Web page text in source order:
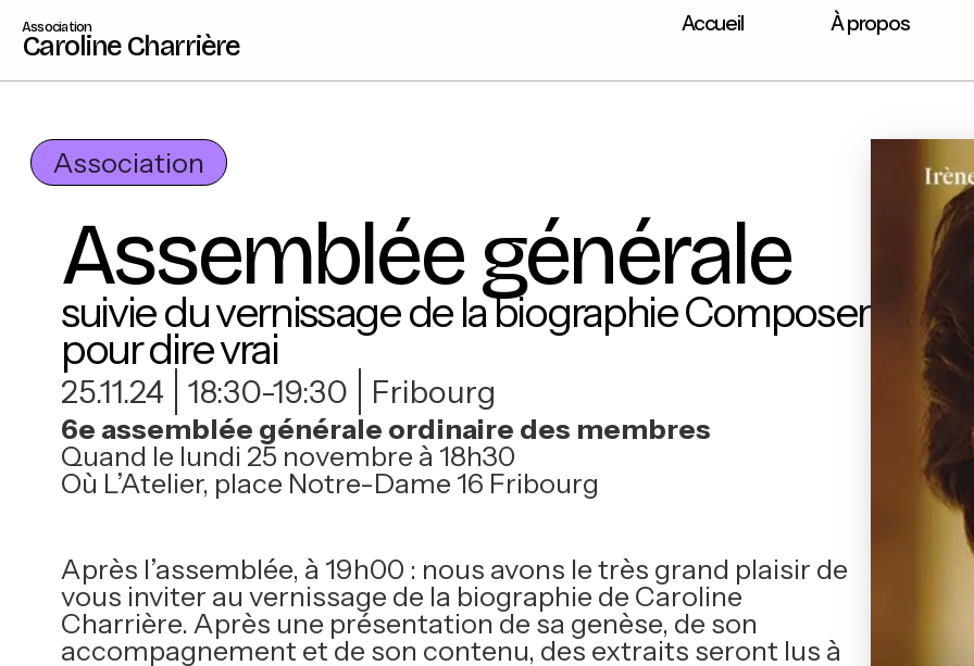
Association
Caroline Charrière
Accueil À propos
Association
Assemblée générale
suivie du vernissage de la biographie Composer
pour dire vrai
25.11.24 18:30-19:30 Fribourg
6e assemblée générale ordinaire des membres
Quand le lundi 25 novembre à 18h30
Où L’Atelier, place Notre-Dame 16 Fribourg
Après l’assemblée, à 19h00 : nous avons le très grand plaisir de
vous inviter au vernissage de la biographie de Caroline
Charrière. Après une présentation de sa genèse, de son
accompagnement et de son contenu, des extraits seront lus à